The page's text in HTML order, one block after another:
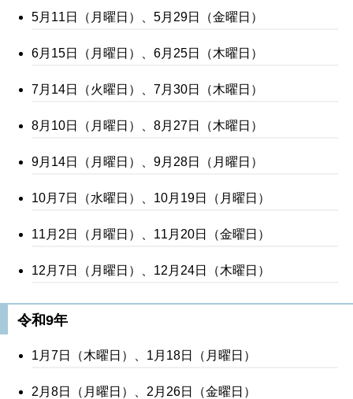
5月11日（月曜日）、5月29日（金曜日）
6月15日（月曜日）、6月25日（木曜日）
7月14日（火曜日）、7月30日（木曜日）
8月10日（月曜日）、8月27日（木曜日）
9月14日（月曜日）、9月28日（月曜日）
10月7日（水曜日）、10月19日（月曜日）
11月2日（月曜日）、11月20日（金曜日）
12月7日（月曜日）、12月24日（木曜日）
令和9年
1月7日（木曜日）、1月18日（月曜日）
2月8日（月曜日）、2月26日（金曜日）